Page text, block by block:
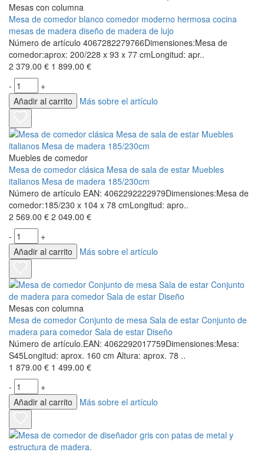
Mesas con columna
Mesa de comedor blanco comedor moderno hermosa cocina
mesas de madera diseño de madera de lujo
Número de artículo 4067282279766Dimensiones:Mesa de
comedor:aprox: 200/228 x 93 x 77 cmLongitud: apr..
2 379.00 € 1 899.00 €
-
+
Añadir al carrito
Más sobre el artículo
Muebles de comedor
Mesa de comedor clásica Mesa de sala de estar Muebles
italianos Mesa de madera 185/230cm
Número de artículo EAN: 4062292222979Dimensiones:Mesa de
comedor:185/230 x 104 x 78 cmLongitud: apro..
2 569.00 € 2 049.00 €
-
+
Añadir al carrito
Más sobre el artículo
Mesas con columna
Mesa de comedor Conjunto de mesa Sala de estar Conjunto de
madera para comedor Sala de estar Diseño
Número de artículo.EAN: 4062292017759Dimensiones:Mesa:
S45Longitud: aprox. 160 cm Altura: aprox. 78 ..
1 879.00 € 1 499.00 €
-
+
Añadir al carrito
Más sobre el artículo